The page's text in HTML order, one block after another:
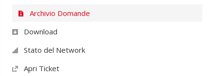
Archivio Domande
Download
Stato del Network
Apri Ticket